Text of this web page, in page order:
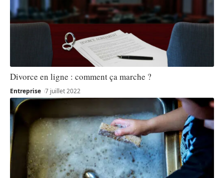
Divorce en ligne : comment ça marche ?
Entreprise 7 juillet 2022